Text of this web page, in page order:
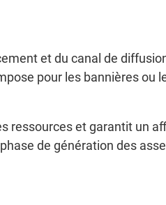
et du canal de
pour les bannières ou
ressources et garantit un
de génération des